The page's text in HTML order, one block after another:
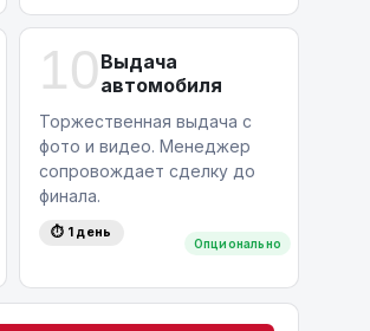
10 Выдача
автомобиля
Опционально
Торжественная выдача с
фото и видео. Менеджер
сопровождает сделку до
финала.
⏱ 1 день